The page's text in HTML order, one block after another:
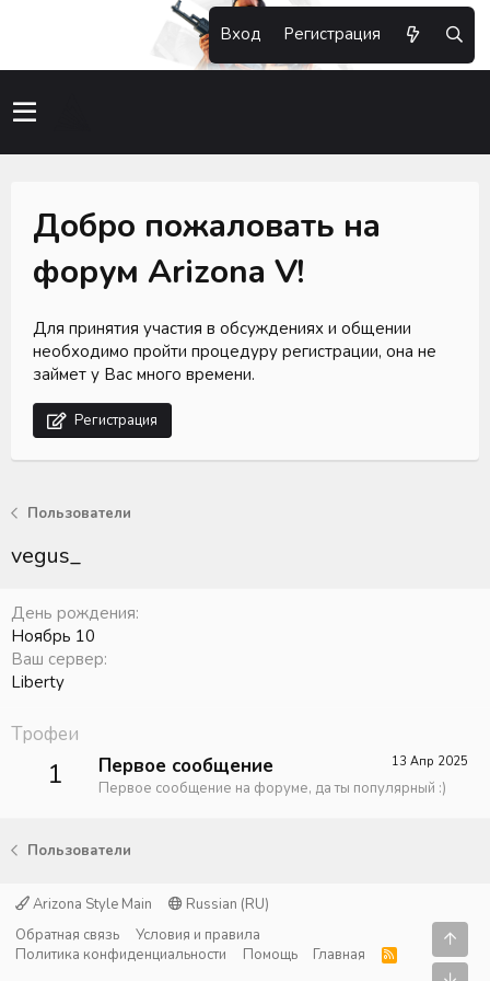
Вход Регистрация
Добро пожаловать на
форум Arizona V!
Для принятия участия в обсуждениях и общении
необходимо пройти процедуру регистрации, она не
займет у Вас много времени.
Регистрация
Пользователи
vegus_
День рождения
Ноябрь 10
Ваш сервер
Liberty
Трофеи
1 13 Апр 2025
Первое сообщение
Первое сообщение на форуме, да ты популярный :)
Пользователи
Arizona Style Main
Russian (RU)
Обратная связь
Условия и правила
Политика конфиденциальности
Помощь Главная
R
S